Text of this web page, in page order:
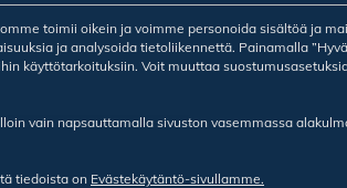
toimii oikein ja voimme personoida sisältöä ja
ja analysoida tietoliikennettä. Painamalla
käyttötarkoituksiin. Voit muuttaa
vain napsauttamalla sivuston vasemmassa
tiedoista on Evästekäytäntö-sivullamme.